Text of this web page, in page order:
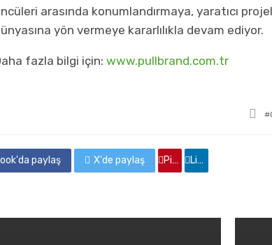
arasında konumlandırmaya, yaratıcı
yön vermeye kararlılıkla devam ediyor.
fazla bilgi için: www.pullbrand.com.tr
ile
paylaş X'de paylaş Pinterest'de paylaş Linkedin'de paylaş